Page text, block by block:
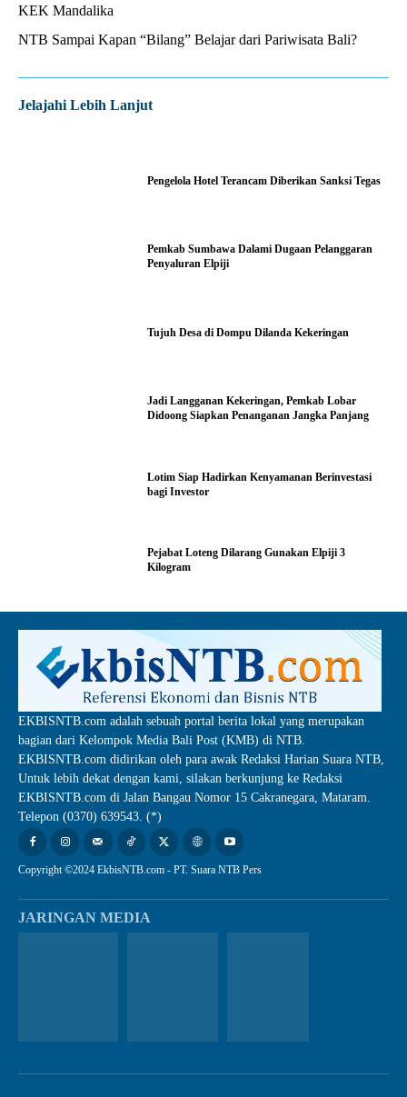
KEK Mandalika
NTB Sampai Kapan “Bilang” Belajar dari Pariwisata Bali?
Jelajahi Lebih Lanjut
Pengelola Hotel Terancam Diberikan Sanksi Tegas
Pemkab Sumbawa Dalami Dugaan Pelanggaran
Penyaluran Elpiji
Tujuh Desa di Dompu Dilanda Kekeringan
Jadi Langganan Kekeringan, Pemkab Lobar
Didoong Siapkan Penanganan Jangka Panjang
Lotim Siap Hadirkan Kenyamanan Berinvestasi
bagi Investor
Pejabat Loteng Dilarang Gunakan Elpiji 3
Kilogram
EKBISNTB.com adalah sebuah portal berita lokal yang merupakan
bagian dari Kelompok Media Bali Post (KMB) di NTB.
EKBISNTB.com didirikan oleh para awak Redaksi Harian Suara NTB,
Untuk lebih dekat dengan kami, silakan berkunjung ke Redaksi
EKBISNTB.com di Jalan Bangau Nomor 15 Cakranegara, Mataram.
Telepon (0370) 639543. (*)
Copyright ©2024 EkbisNTB.com - PT. Suara NTB Pers
JARINGAN MEDIA